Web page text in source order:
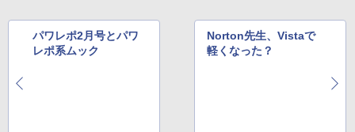
パワレポ2月号とパワ
レポ系ムック
Norton先生、Vistaで
軽くなった？